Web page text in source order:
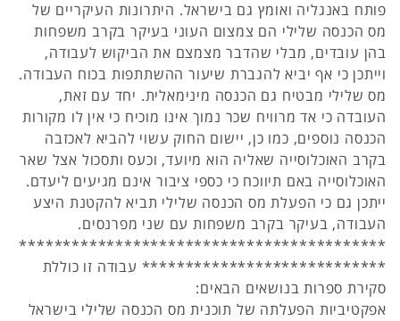
פותח באנגליה ואומץ גם בישראל. היתרונות העיקריים של
מס הכנסה שלילי הם צמצום העוני בעיקר בקרב משפחות
בהן עובדים, מבלי שהדבר מצמצם את הביקוש לעבודה,
וייתכן כי אף יביא להגברת שיעור ההשתתפות בכוח העבודה.
מס שלילי מבטיח גם הכנסה מינימאלית. יחד עם זאת,
העובדה כי אד מרוויח שכר נמוך אינו מוכיח כי אין לו מקורות
הכנסה נוספים, כמו כן, יישום החוק עשוי להביא לאכזבה
בקרב האוכלוסייה שאליה הוא מיועד, וכעס ותסכול אצל שאר
האוכלוסייה באם תיווכח כי כספי ציבור אינם מגיעים ליעדם.
ייתכן גם כי הפעלת מס הכנסה שלילי תביא להקטנת היצע
העבודה, בעיקר בקרב משפחות עם שני מפרנסים.
******************************************
**************************** עבודה זו כוללת
סקירת ספרות בנושאים הבאים:
אפקטיביות הפעלתה של תוכנית מס הכנסה שלילי בישראל